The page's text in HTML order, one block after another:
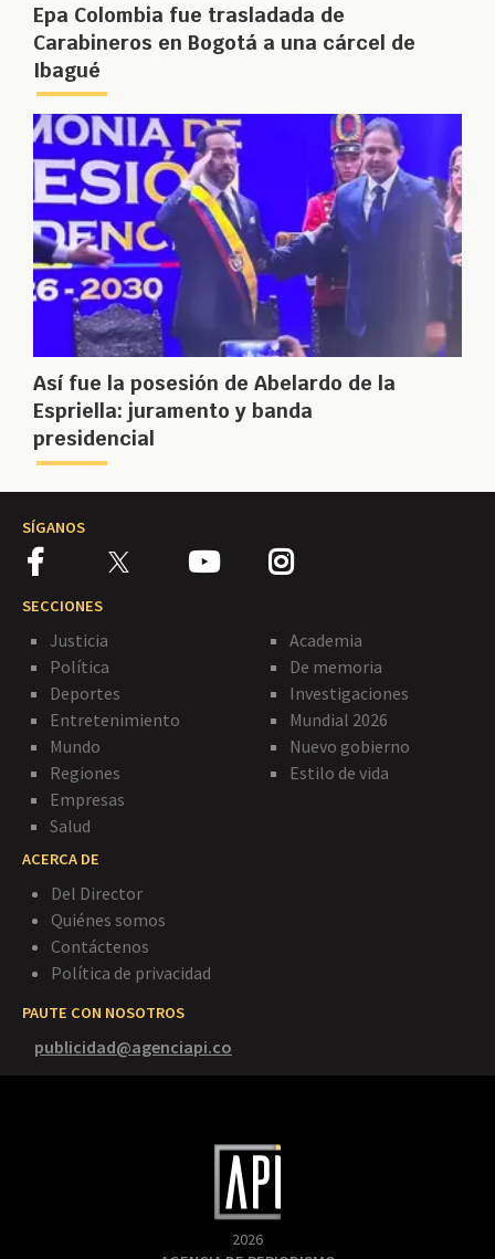
Epa Colombia fue trasladada de
Carabineros en Bogotá a una cárcel de
Ibagué
Así fue la posesión de Abelardo de la
Espriella: juramento y banda
presidencial
SÍGANOS
SECCIONES
Justicia
Política
Deportes
Entretenimiento
Mundo
Regiones
Empresas
Salud
Academia
De memoria
Investigaciones
Mundial 2026
Nuevo gobierno
Estilo de vida
ACERCA DE
Del Director
Quiénes somos
Contáctenos
Política de privacidad
PAUTE CON NOSOTROS
publicidad@agenciapi.co
2026